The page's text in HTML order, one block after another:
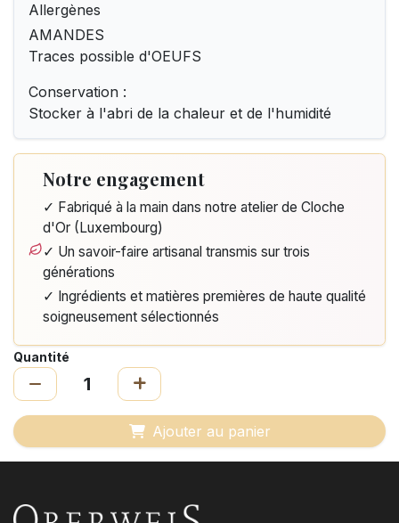
Allergènes
AMANDES
Traces possible d'OEUFS
Conservation :
Stocker à l'abri de la chaleur et de l'humidité
Notre engagement
✓ Fabriqué à la main dans notre atelier de Cloche
d'Or (Luxembourg)
✓ Un savoir-faire artisanal transmis sur trois
générations
✓ Ingrédients et matières premières de haute qualité
soigneusement sélectionnés
Quantité
Ajouter au panier